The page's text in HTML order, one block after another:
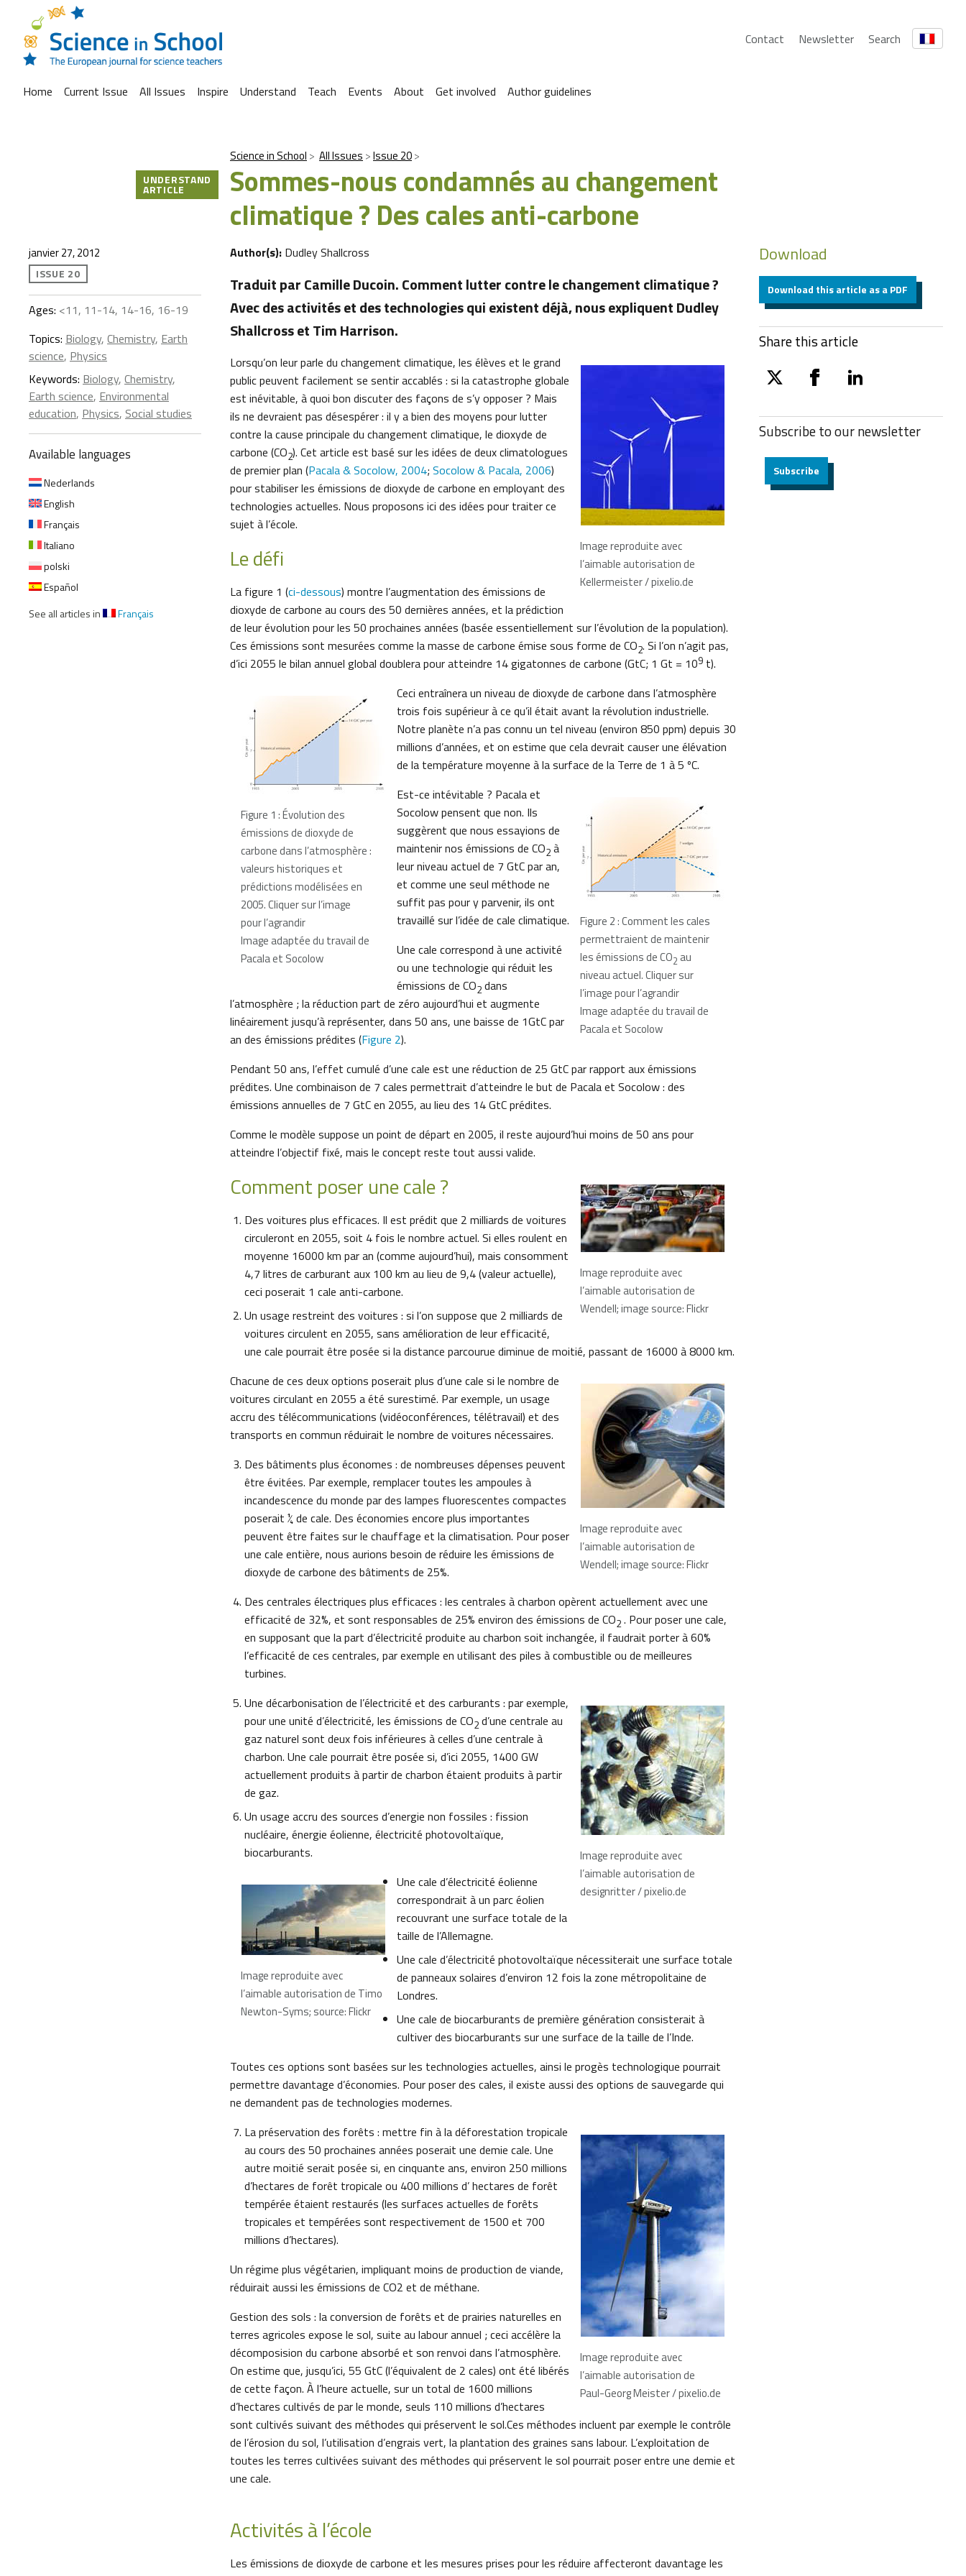
Contact Newsletter Search
Home Current Issue All Issues Inspire Understand Teach Events About Get involved Author guidelines
Science in School All Issues Issue 20
Sommes-nous condamnés au changement
climatique ? Des cales anti-carbone
UNDERSTAND
ARTICLE
janvier 27, 2012
ISSUE 20
Ages: <11, 11-14, 14-16, 16-19
Topics: Biology, Chemistry, Earth
science, Physics
Keywords: Biology, Chemistry,
Earth science, Environmental
education, Physics, Social studies
Available languages
Nederlands
English
Français
Italiano
polski
Español
See all articles in
Français
Author(s): Dudley Shallcross
Traduit par Camille Ducoin. Comment lutter contre le changement climatique ?
Avec des activités et des technologies qui existent déjà, nous expliquent Dudley
Shallcross et Tim Harrison.
Image reproduite avec
l’aimable autorisation de
Kellermeister / pixelio.de
Lorsqu’on leur parle du changement climatique, les élèves et le grand
public peuvent facilement se sentir accablés : si la catastrophe globale
est inévitable, à quoi bon discuter des façons de s’y opposer ? Mais
ils ne devraient pas désespérer : il y a bien des moyens pour lutter
contre la cause principale du changement climatique, le dioxyde de
carbone (CO2). Cet article est basé sur les idées de deux climatologues
de premier plan (Pacala & Socolow, 2004; Socolow & Pacala, 2006)
pour stabiliser les émissions de dioxyde de carbone en employant des
technologies actuelles. Nous proposons ici des idées pour traiter ce
sujet à l’école.
Le défi
La figure 1 (ci-dessous) montre l’augmentation des émissions de
dioxyde de carbone au cours des 50 dernières années, et la prédiction
de leur évolution pour les 50 prochaines années (basée essentiellement sur l’évolution de la population).
Ces émissions sont mesurées comme la masse de carbone émise sous forme de CO2. Si l’on n’agit pas,
d’ici 2055 le bilan annuel global doublera pour atteindre 14 gigatonnes de carbone (GtC; 1 Gt = 109 t).
Figure 1 : Évolution des
émissions de dioxyde de
carbone dans l’atmosphère :
valeurs historiques et
prédictions modélisées en
2005. Cliquer sur l’image
pour l’agrandir
Image adaptée du travail de
Pacala et Socolow
Ceci entraînera un niveau de dioxyde de carbone dans l’atmosphère
trois fois supérieur à ce qu’il était avant la révolution industrielle.
Notre planète n’a pas connu un tel niveau (environ 850 ppm) depuis 30
millions d’années, et on estime que cela devrait causer une élévation
de la température moyenne à la surface de la Terre de 1 à 5 ºC.
Figure 2 : Comment les cales
permettraient de maintenir
les émissions de CO2 au
niveau actuel. Cliquer sur
l’image pour l’agrandir
Image adaptée du travail de
Pacala et Socolow
Est-ce intévitable ? Pacala et
Socolow pensent que non. Ils
suggèrent que nous essayions de
maintenir nos émissions de CO2 à
leur niveau actuel de 7 GtC par an,
et comme une seul méthode ne
suffit pas pour y parvenir, ils ont
travaillé sur l’idée de cale climatique.
Une cale correspond à une activité
ou une technologie qui réduit les
émissions de CO2 dans
l’atmosphère ; la réduction part de zéro aujourd’hui et augmente
linéairement jusqu’à représenter, dans 50 ans, une baisse de 1GtC par
an des émissions prédites (Figure 2).
Pendant 50 ans, l’effet cumulé d’une cale est une réduction de 25 GtC par rapport aux émissions
prédites. Une combinaison de 7 cales permettrait d’atteindre le but de Pacala et Socolow : des
émissions annuelles de 7 GtC en 2055, au lieu des 14 GtC prédites.
Comme le modèle suppose un point de départ en 2005, il reste aujourd’hui moins de 50 ans pour
atteindre l’objectif fixé, mais le concept reste tout aussi valide.
Image reproduite avec
l’aimable autorisation de
Wendell; image source: Flickr
Comment poser une cale ?
Des voitures plus efficaces. Il est prédit que 2 milliards de voitures
circuleront en 2055, soit 4 fois le nombre actuel. Si elles roulent en
moyenne 16000 km par an (comme aujourd’hui), mais consomment
4,7 litres de carburant aux 100 km au lieu de 9,4 (valeur actuelle),
ceci poserait 1 cale anti-carbone.
Un usage restreint des voitures : si l’on suppose que 2 milliards de
voitures circulent en 2055, sans amélioration de leur efficacité,
une cale pourrait être posée si la distance parcourue diminue de moitié, passant de 16000 à 8000 km.
Image reproduite avec
l’aimable autorisation de
Wendell; image source: Flickr
Chacune de ces deux options poserait plus d’une cale si le nombre de
voitures circulant en 2055 a été surestimé. Par exemple, un usage
accru des télécommunications (vidéoconférences, télétravail) et des
transports en commun réduirait le nombre de voitures nécessaires.
Des bâtiments plus économes : de nombreuses dépenses peuvent
être évitées. Par exemple, remplacer toutes les ampoules à
incandescence du monde par des lampes fluorescentes compactes
poserait ¼ de cale. Des économies encore plus importantes
peuvent être faites sur le chauffage et la climatisation. Pour poser
une cale entière, nous aurions besoin de réduire les émissions de
dioxyde de carbone des bâtiments de 25%.
Des centrales électriques plus efficaces : les centrales à charbon opèrent actuellement avec une
efficacité de 32%, et sont responsables de 25% environ des émissions de CO2 . Pour poser une cale,
en supposant que la part d’électricité produite au charbon soit inchangée, il faudrait porter à 60%
l’efficacité de ces centrales, par exemple en utilisant des piles à combustible ou de meilleures
turbines.
Image reproduite avec
l’aimable autorisation de
designritter / pixelio.de
Une décarbonisation de l’électricité et des carburants : par exemple,
pour une unité d’électricité, les émissions de CO2 d’une centrale au
gaz naturel sont deux fois inférieures à celles d’une centrale à
charbon. Une cale pourrait être posée si, d’ici 2055, 1400 GW
actuellement produits à partir de charbon étaient produits à partir
de gaz.
Un usage accru des sources d’energie non fossiles : fission
nucléaire, énergie éolienne, électricité photovoltaïque,
biocarburants.
Image reproduite avec
l’aimable autorisation de Timo
Newton-Syms; source: Flickr
Une cale d’électricité éolienne
correspondrait à un parc éolien
recouvrant une surface totale de la
taille de l’Allemagne.
Une cale d’électricité photovoltaïque nécessiterait une surface totale
de panneaux solaires d’environ 12 fois la zone métropolitaine de
Londres.
Une cale de biocarburants de première génération consisterait à
cultiver des biocarburants sur une surface de la taille de l’Inde.
Toutes ces options sont basées sur les technologies actuelles, ainsi le progès technologique pourrait
permettre davantage d’économies. Pour poser des cales, il existe aussi des options de sauvegarde qui
ne demandent pas de technologies modernes.
Image reproduite avec
l’aimable autorisation de
Paul-Georg Meister / pixelio.de
La préservation des forêts : mettre fin à la déforestation tropicale
au cours des 50 prochaines années poserait une demie cale. Une
autre moitié serait posée si, en cinquante ans, environ 250 millions
d’hectares de forêt tropicale ou 400 millions d’ hectares de forêt
tempérée étaient restaurés (les surfaces actuelles de forêts
tropicales et tempérées sont respectivement de 1500 et 700
millions d’hectares).
Un régime plus végétarien, impliquant moins de production de viande,
réduirait aussi les émissions de CO2 et de méthane.
Gestion des sols : la conversion de forêts et de prairies naturelles en
terres agricoles expose le sol, suite au labour annuel ; ceci accélère la
décomposision du carbone absorbé et son renvoi dans l’atmosphère.
On estime que, jusqu’ici, 55 GtC (l’équivalent de 2 cales) ont été libérés
de cette façon. À l’heure actuelle, sur un total de 1600 millions
d’hectares cultivés de par le monde, seuls 110 millions d’hectares
sont cultivés suivant des méthodes qui préservent le sol.Ces méthodes incluent par exemple le contrôle
de l’érosion du sol, l’utilisation d’engrais vert, la plantation des graines sans labour. L’exploitation de
toutes les terres cultivées suivant des méthodes qui préservent le sol pourrait poser entre une demie et
une cale.
Activités à l’école
Les émissions de dioxyde de carbone et les mesures prises pour les réduire affecteront davantage les
Download
Download this article as a PDF
Share this article
twitter facebooklinkedin
Subscribe to ournewsletter
Subscribe